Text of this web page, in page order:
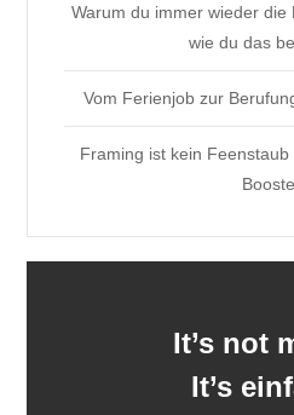
Warum du immer wieder die
wie du das
Vom Ferienjob zur
Framing ist kein
It’s not
It’s